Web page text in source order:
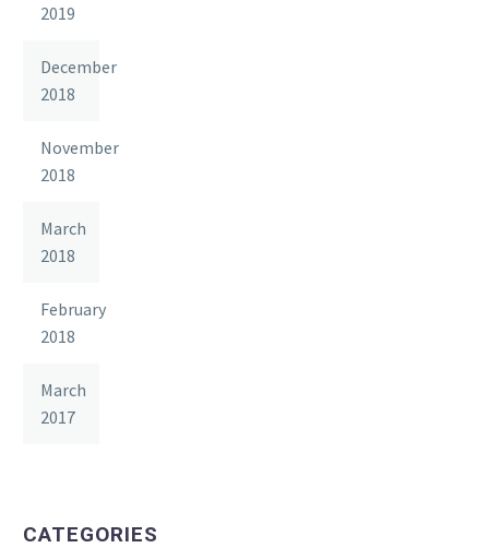
2019
December
2018
November
2018
March
2018
February
2018
March
2017
CATEGORIES